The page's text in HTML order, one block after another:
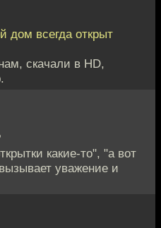
дом всегда открыт
скачали в HD,
какие-то", "а вот
уважение и